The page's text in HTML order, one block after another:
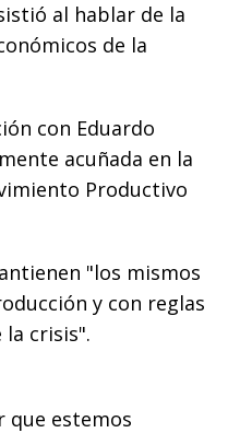
al hablar de la
de la
con Eduardo
acuñada en la
Productivo
"los mismos
y con reglas
la crisis".
que estemos